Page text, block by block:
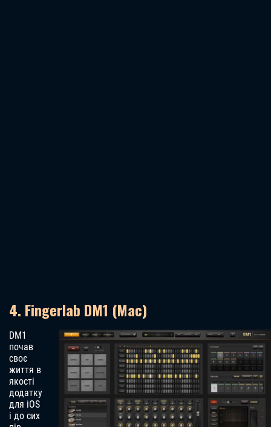
4. Fingerlab DM1 (Mac)
DM1
почав
своє
життя в
якості
додатку
для iOS
і до сих